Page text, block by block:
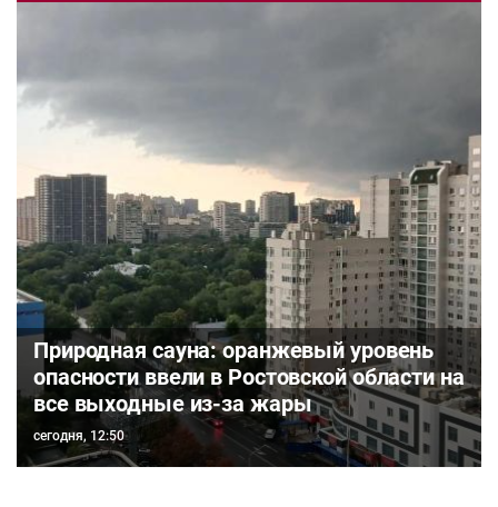
Природная сауна: оранжевый уровень
опасности ввели в Ростовской области на
все выходные из-за жары
сегодня, 12:50